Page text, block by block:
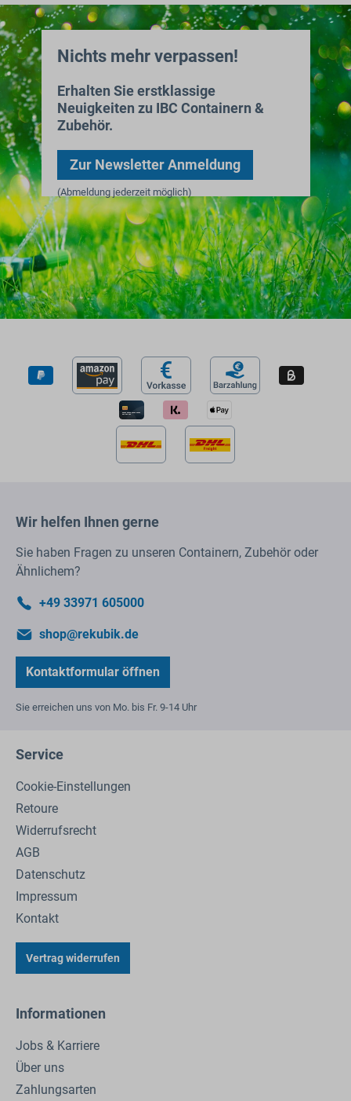
Nichts mehr verpassen!
Erhalten Sie erstklassige
Neuigkeiten zu IBC Containern &
Zubehör.
Zur Newsletter Anmeldung
(Abmeldung jederzeit möglich)
Wir helfen Ihnen gerne
Sie haben Fragen zu unseren Containern, Zubehör oder
Ähnlichem?
+49 33971 605000
shop@rekubik.de
Kontaktformular öffnen
Sie erreichen uns von Mo. bis Fr. 9-14 Uhr
Service
Cookie-Einstellungen
Retoure
Widerrufsrecht
AGB
Datenschutz
Impressum
Kontakt
Vertrag widerrufen
Informationen
Jobs & Karriere
Über uns
Zahlungsarten